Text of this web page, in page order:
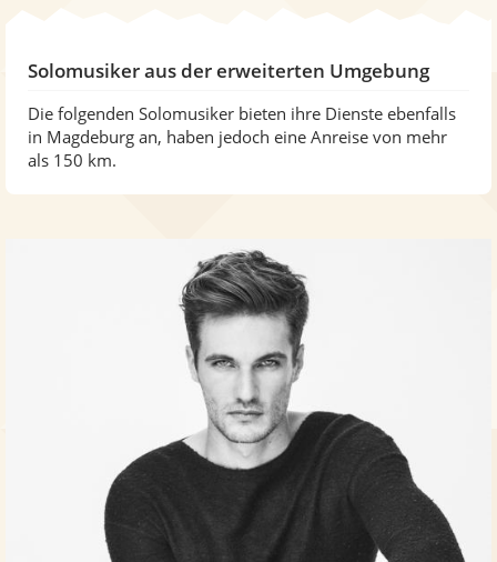
Solomusiker aus der erweiterten Umgebung
Die folgenden Solomusiker bieten ihre Dienste ebenfalls
in Magdeburg an, haben jedoch eine Anreise von mehr
als 150 km.